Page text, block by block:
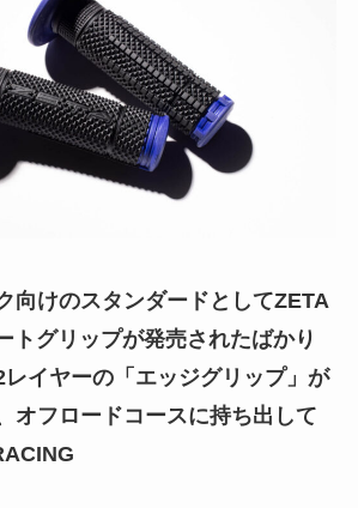
向けのスタンダードとしてZETA
トグリップが発売されたばかり
イヤーの「エッジグリップ」が
オフロードコースに持ち出して